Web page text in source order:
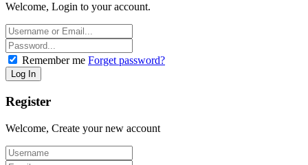
Welcome, Login to your account.
Remember me Forget password?
Register
Welcome, Create your new account